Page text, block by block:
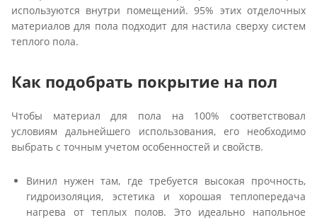
используются внутри помещений. 95% этих отделочных
материалов для пола подходит для настила сверху систем
теплого пола.
Как подобрать покрытие на пол
Чтобы материал для пола на 100% соответствовал
условиям дальнейшего использования, его необходимо
выбрать с точным учетом особенностей и свойств.
Винил нужен там, где требуется высокая прочность,
гидроизоляция, эстетика и хорошая теплопередача
нагрева от теплых полов. Это идеально напольное